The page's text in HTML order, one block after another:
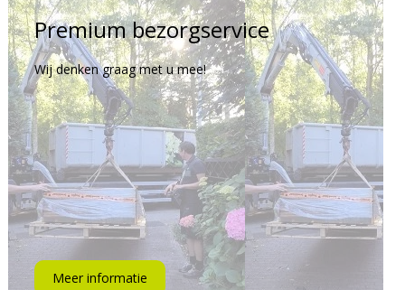
Premium bezorgservice
Wij denken graag met u mee!
Meer informatie